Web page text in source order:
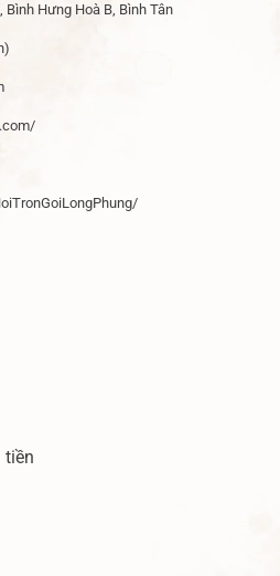
Bình Hưng Hoà B, Bình Tân
tiền